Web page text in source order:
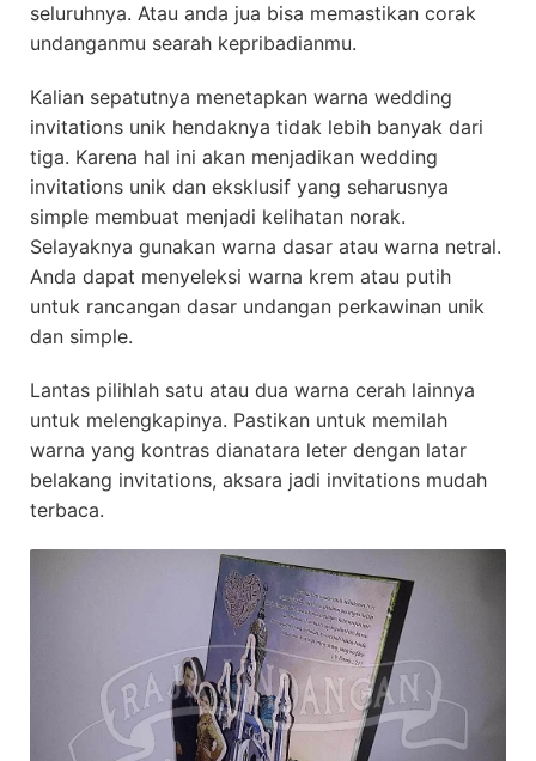
seluruhnya. Atau anda jua bisa memastikan corak
undanganmu searah kepribadianmu.
Kalian sepatutnya menetapkan warna wedding
invitations unik hendaknya tidak lebih banyak dari
tiga. Karena hal ini akan menjadikan wedding
invitations unik dan eksklusif yang seharusnya
simple membuat menjadi kelihatan norak.
Selayaknya gunakan warna dasar atau warna netral.
Anda dapat menyeleksi warna krem atau putih
untuk rancangan dasar undangan perkawinan unik
dan simple.
Lantas pilihlah satu atau dua warna cerah lainnya
untuk melengkapinya. Pastikan untuk memilah
warna yang kontras dianatara leter dengan latar
belakang invitations, aksara jadi invitations mudah
terbaca.